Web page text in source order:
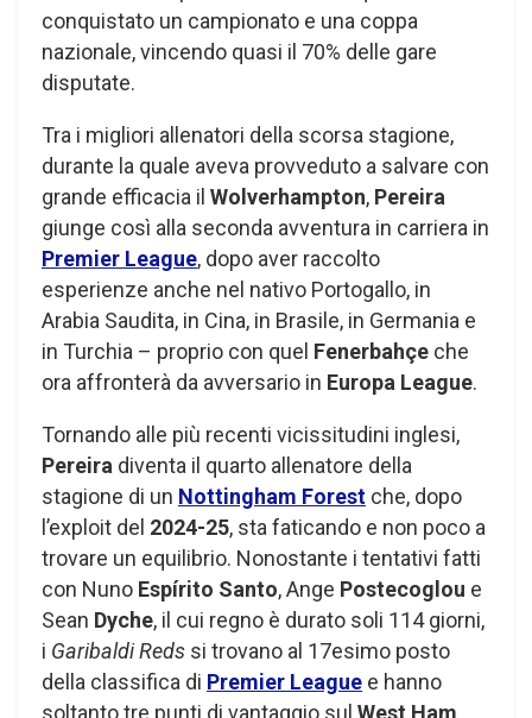
conquistato un campionato e una coppa
nazionale, vincendo quasi il 70% delle gare
disputate.
Tra i migliori allenatori della scorsa stagione,
durante la quale aveva provveduto a salvare con
grande efficacia il Wolverhampton, Pereira
giunge così alla seconda avventura in carriera in
Premier League, dopo aver raccolto
esperienze anche nel nativo Portogallo, in
Arabia Saudita, in Cina, in Brasile, in Germania e
in Turchia – proprio con quel Fenerbahçe che
ora affronterà da avversario in Europa League.
Tornando alle più recenti vicissitudini inglesi,
Pereira diventa il quarto allenatore della
stagione di un Nottingham Forest che, dopo
l’exploit del 2024-25, sta faticando e non poco a
trovare un equilibrio. Nonostante i tentativi fatti
con Nuno Espírito Santo, Ange Postecoglou e
Sean Dyche, il cui regno è durato soli 114 giorni,
i Garibaldi Reds si trovano al 17esimo posto
della classifica di Premier League e hanno
soltanto tre punti di vantaggio sul West Ham